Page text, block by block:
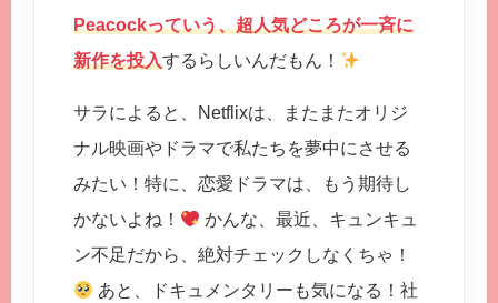
Peacockっていう、超人気どころが一斉に
新作を投入するらしいんだもん！
サラによると、Netflixは、またまたオリジ
ナル映画やドラマで私たちを夢中にさせる
みたい！特に、恋愛ドラマは、もう期待し
かないよね！
かんな、最近、キュンキュ
ン不足だから、絶対チェックしなくちゃ！
あと、ドキュメンタリーも気になる！社